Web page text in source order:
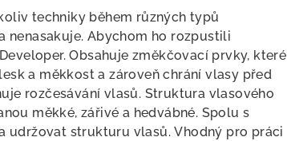
techniky během různých typů
nenasakuje. Abychom ho rozpustili
Obsahuje změkčovací prvky, které
a měkkost a zároveň chrání vlasy před
rozčesávání vlasů. Struktura vlasového
měkké, zářivé a hedvábné. Spolu s
udržovat strukturu vlasů. Vhodný pro práci